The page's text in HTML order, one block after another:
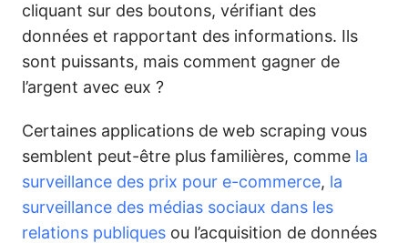
cliquant sur des boutons, vérifiant des
données et rapportant des informations. Ils
sont puissants, mais comment gagner de
l’argent avec eux ?
Certaines applications de web scraping vous
semblent peut-être plus familières, comme la
surveillance des prix pour e-commerce, la
surveillance des médias sociaux dans les
relations publiques ou l’acquisition de données